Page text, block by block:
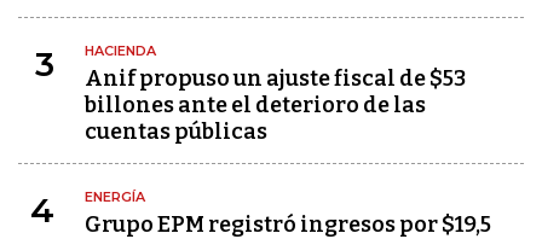
3 HACIENDA
Anif propuso un ajuste fiscal de $53
billones ante el deterioro de las
cuentas públicas
4 ENERGÍA
Grupo EPM registró ingresos por $19,5